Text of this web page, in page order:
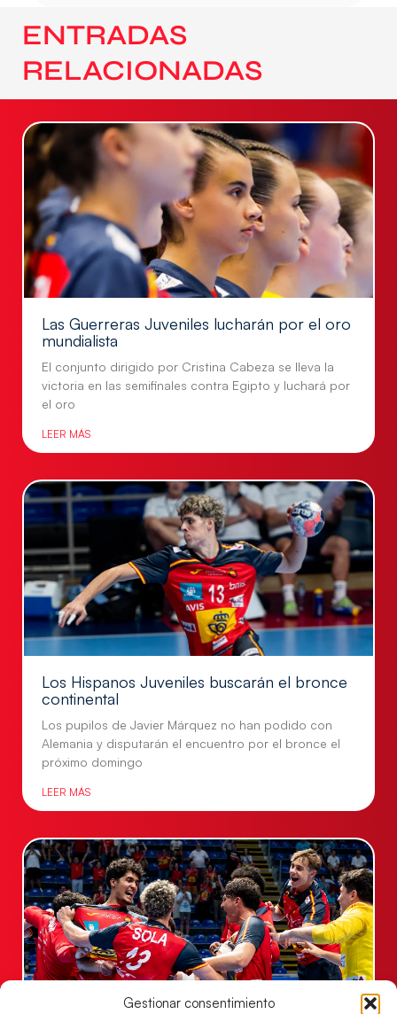
Gestionar consentimiento
ENTRADAS
RELACIONADAS
Las Guerreras Juveniles lucharán por el oro
mundialista
El conjunto dirigido por Cristina Cabeza se lleva la
victoria en las semifinales contra Egipto y luchará por
el oro
LEER MÁS
Los Hispanos Juveniles buscarán el bronce
continental
Los pupilos de Javier Márquez no han podido con
Alemania y disputarán el encuentro por el bronce el
próximo domingo
LEER MÁS